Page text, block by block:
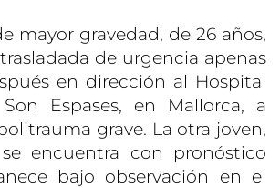
mayor gravedad, de 26 años,
de urgencia apenas
en dirección al Hospital
Espases, en Mallorca, a
grave. La otra joven,
encuentra con pronóstico
bajo observación en el